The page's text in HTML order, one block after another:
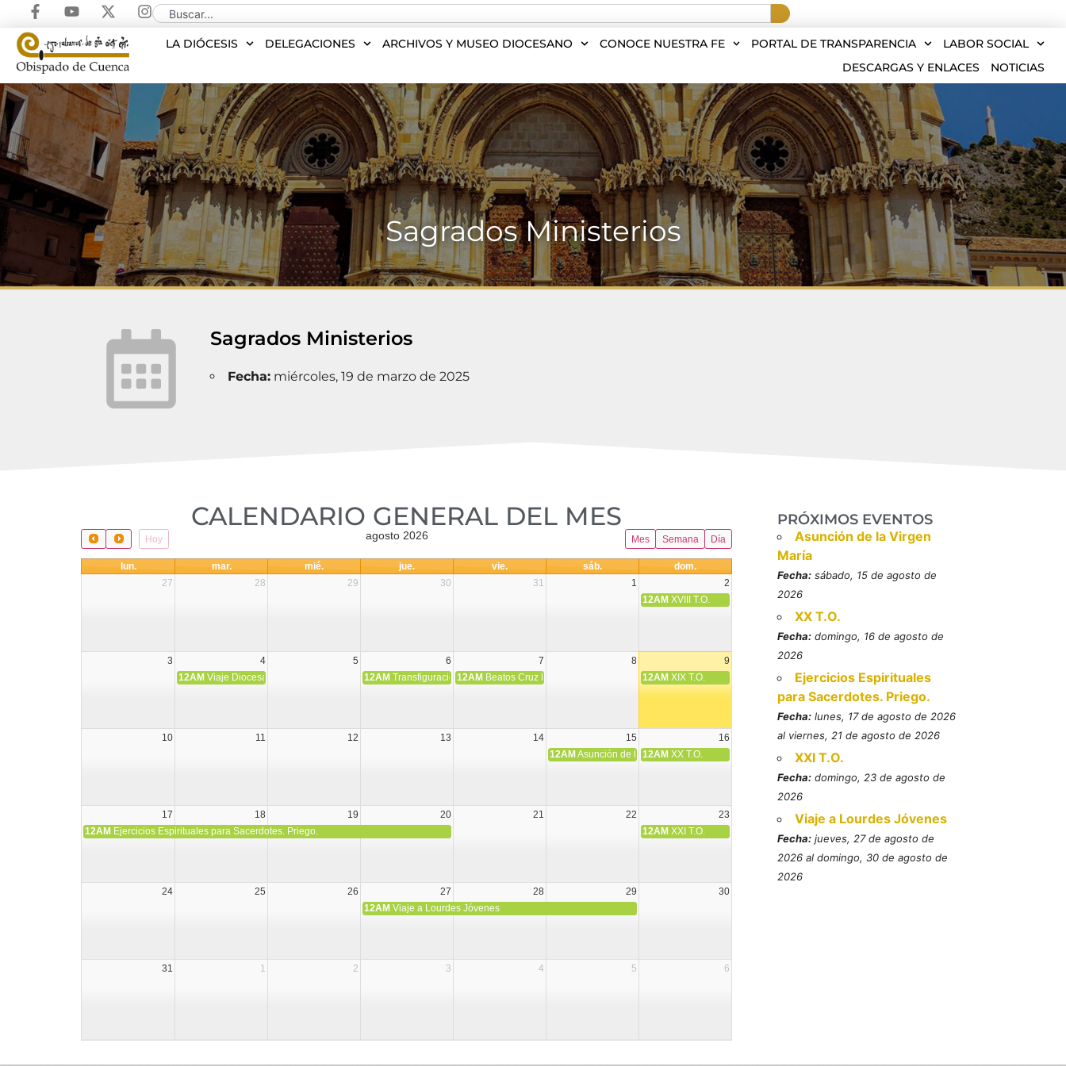
LA DIÓCESIS DELEGACIONES ARCHIVOS Y MUSEO DIOCESANO CONOCE NUESTRA FE PORTAL DE TRANSPARENCIA
LABOR SOCIAL
DESCARGAS Y ENLACES
NOTICIAS
Sagrados Ministerios
Sagrados Ministerios
Fecha:miércoles, 19 de marzo de 2025
CALENDARIO GENERAL DEL MES​
Hoy Mes Semana Día
agosto 2026
lun. mar. mié. jue. vie. sáb.
dom.
27
28 29 30 31 1
2
12AM XVIII T.O.
3 4 5 6 7 8
9
12AM Viaje Diocesano a Japón. 12AM Transfiguración del Señor
12AM Beatos Cruz Laplana, obispo, y Fernando Español, presbítero, mártires (MO)
12AM XIX T.O.
10 11 12 13 14 15
16
12AM Asunción de la Virgen María
12AM XX T.O.
17 18 19 20 21 22
23
12AM Ejercicios Espirituales para Sacerdotes. Priego. 12AM XXI T.O.
24 25 26 27 28 29
30
12AM Viaje a Lourdes Jóvenes
31 1 2 3 4 5 6
PRÓXIMOS EVENTOS
Asunción de la Virgen
María
Fecha: sábado, 15 de agosto de
2026
XX T.O.
Fecha: domingo, 16 de agosto de
2026
Ejercicios Espirituales
para Sacerdotes. Priego.
Fecha: lunes, 17 de agosto de 2026
al viernes, 21 de agosto de 2026
XXI T.O.
Fecha: domingo, 23 de agosto de
2026
Viaje a Lourdes Jóvenes
Fecha: jueves, 27 de agosto de
2026 al domingo, 30 de agosto de
2026